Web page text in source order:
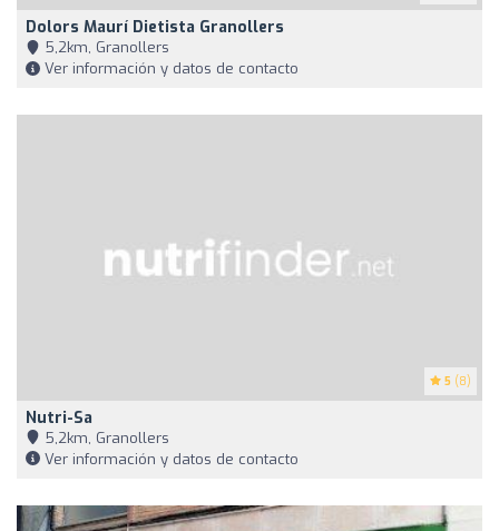
Dolors Maurí Dietista Granollers
5,2km, Granollers
Ver información y datos de contacto
5 (8)
Nutri-Sa
5,2km, Granollers
Ver información y datos de contacto